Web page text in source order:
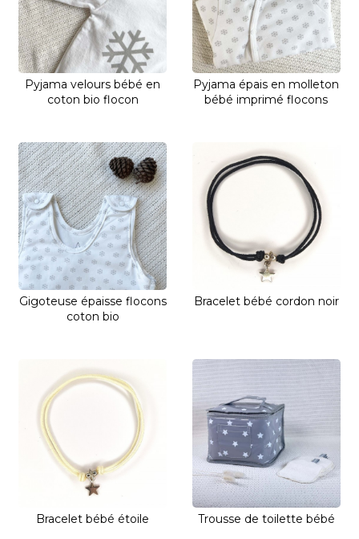
Pyjama velours bébé en
coton bio flocon
Pyjama épais en molleton
bébé imprimé flocons
Gigoteuse épaisse flocons
coton bio
Bracelet bébé cordon noir
Bracelet bébé étoile Trousse de toilette bébé